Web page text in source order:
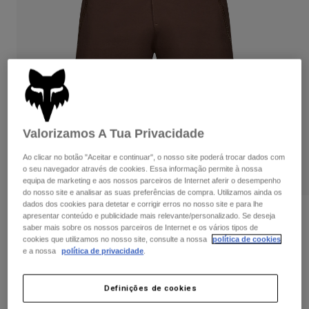
Calças
Calções
Casacos
Luvas
Protecções
Óculos
Meias
Calças
Luvas
Casacos
Óculos
Meias
Bolsas e acessórios
Spare parts
Women
T-Shirts & Tops
Sweatshirts Com ou Sem Fecho de Correr
Casacos
Calças & Shorts
Shirts
Ver tudo
Óculos de Proteção
Meias
Ver tudo
Moto
Capacetes
Camisolas
Calças
Boots
Proteções
Gloves
Óculos de Proteção
Avaliações dos clientes
Calções com Forro Flexair
Artigo n.º33758-222-28
Price reduced from
139,99 €to83,99 € 40% OFF
Valorizamos A Tua Privacidade
Ao clicar no botão "Aceitar e continuar", o nosso site poderá trocar dados com
o seu navegador através de cookies. Essa informação permite à nossa
equipa de marketing e aos nossos parceiros de Internet aferir o desempenho
do nosso site e analisar as suas preferências de compra. Utilizamos ainda os
dados dos cookies para detetar e corrigir erros no nosso site e para lhe
apresentar conteúdo e publicidade mais relevante/personalizado. Se deseja
saber mais sobre os nossos parceiros de Internet e os vários tipos de
cookies que utilizamos no nosso site, consulte a nossa
política de cookies
e a nossa
política de privacidade.
Definições de cookies